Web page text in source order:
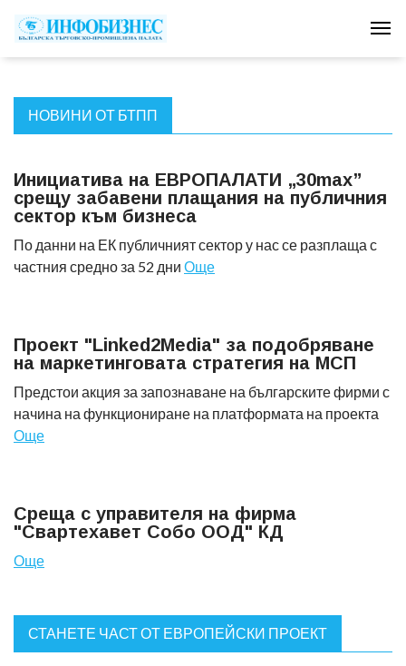
НОВИНИ ОТ БТПП
Инициатива на ЕВРОПАЛАТИ „30max”
срещу забавени плащания на публичния
сектор към бизнеса
По данни на ЕК публичният сектор у нас се разплаща с
частния средно за 52 дни Още
Проект "Linked2Media" за подобряване
на маркетинговата стратегия на МСП
Предстои акция за запознаване на българските фирми с
начина на функциониране на платформата на проекта
Още
Среща с управителя на фирма
"Свартехавет Собо ООД" КД
Още
СТАНЕТЕ ЧАСТ ОТ ЕВРОПЕЙСКИ ПРОЕКТ